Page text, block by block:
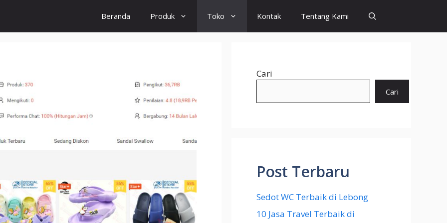
Beranda Produk Toko Kontak Tentang Kami
Cari
Cari
Post Terbaru
Sedot WC Terbaik di Lebong
10 Jasa Travel Terbaik di